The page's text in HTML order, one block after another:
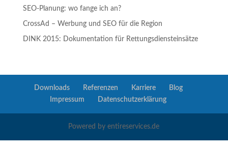
SEO-Planung: wo fange ich an?
CrossAd – Werbung und SEO für die Region
DINK 2015: Dokumentation für Rettungsdiensteinsätze
Downloads Referenzen Karriere
Blog
Impressum
Datenschutzerklärung
Powered by entireservices.de